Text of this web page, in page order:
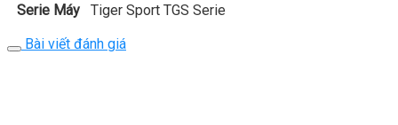
Serie Máy
Tiger Sport TGS Serie
Bài viết đánh giá